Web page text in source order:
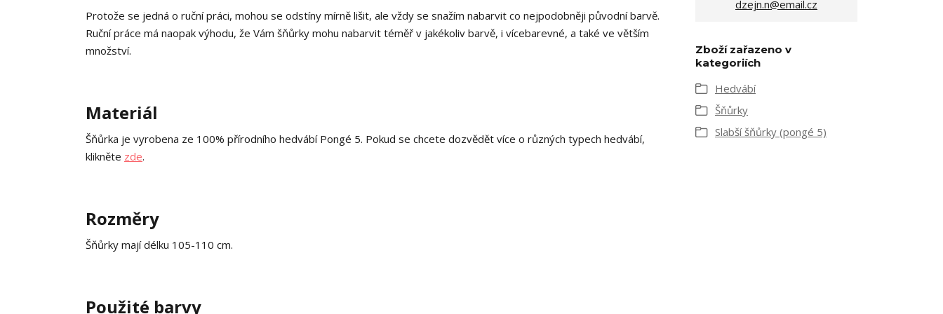
Protože se jedná o ruční práci, mohou se odstíny mírně lišit, ale vždy se snažím nabarvit co nejpodobněji původní barvě.
Ruční práce má naopak výhodu, že Vám šňůrky mohu nabarvit téměř v jakékoliv barvě, i vícebarevné, a také ve větším
množství.
Materiál
Šňůrka je vyrobena ze 100% přírodního hedvábí Pongé 5. Pokud se chcete dozvědět více o různých typech hedvábí,
klikněte zde.
Rozměry
Šňůrky mají délku 105-110 cm.
Použité barvy
dzejn.n@email.cz
Zboží zařazeno v
kategoriích
Hedvábí
Šňůrky
Slabší šňůrky (pongé 5)